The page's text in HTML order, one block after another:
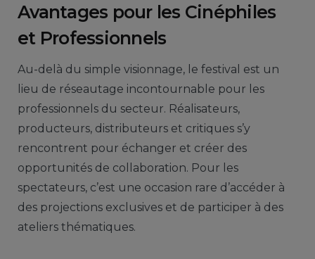
Avantages pour les Cinéphiles
et Professionnels
Au-delà du simple visionnage, le festival est un
lieu de réseautage incontournable pour les
professionnels du secteur. Réalisateurs,
producteurs, distributeurs et critiques s’y
rencontrent pour échanger et créer des
opportunités de collaboration. Pour les
spectateurs, c’est une occasion rare d’accéder à
des projections exclusives et de participer à des
ateliers thématiques.